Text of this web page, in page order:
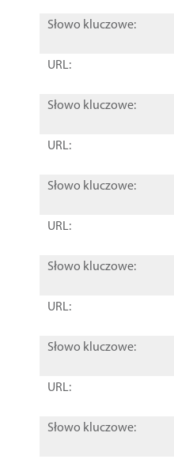
Słowo kluczowe:
URL:
Słowo kluczowe:
URL:
Słowo kluczowe:
URL:
Słowo kluczowe:
URL:
Słowo kluczowe:
URL:
Słowo kluczowe: